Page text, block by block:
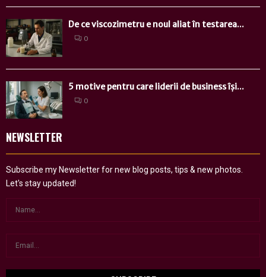
De ce viscozimetru e noul aliat în testarea...
0
5 motive pentru care liderii de business își...
0
NEWSLETTER
Subscribe my Newsletter for new blog posts, tips & new photos.
Let's stay updated!